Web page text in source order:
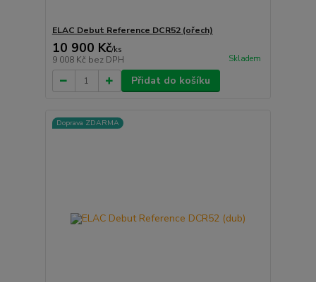
ELAC Debut Reference DCR52 (ořech)
10 900 Kč/ks
9 008 Kč bez DPH Skladem
Přidat do košíku
Doprava ZDARMA